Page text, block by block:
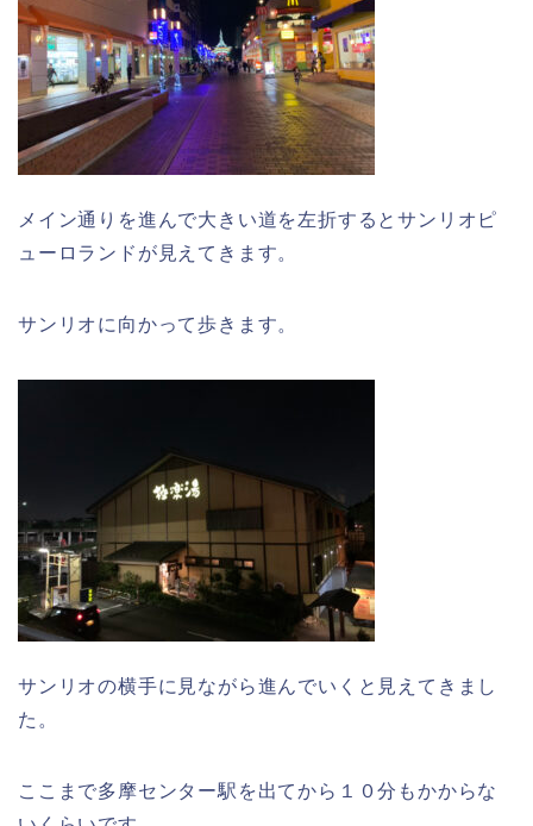
メイン通りを進んで大きい道を左折するとサンリオピ
ューロランドが見えてきます。
サンリオに向かって歩きます。
サンリオの横手に見ながら進んでいくと見えてきまし
た。
ここまで多摩センター駅を出てから１０分もかからな